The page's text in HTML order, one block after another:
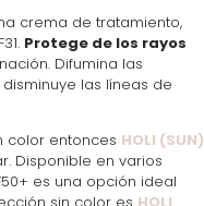
crema de tratamiento,
Protege de los rayos
Difumina las
las líneas de
color entonces HOLI (SUN)
Disponible en varios
es una opción ideal